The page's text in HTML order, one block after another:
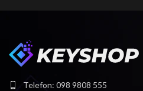
Telefon: 098 9808 555